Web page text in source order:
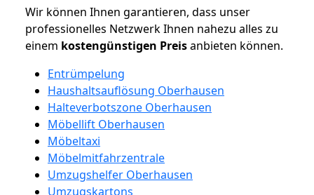
Wir können Ihnen garantieren, dass unser
professionelles Netzwerk Ihnen nahezu alles zu
einem kostengünstigen Preisanbieten können.
Entrümpelung
Haushaltsauflösung Oberhausen
Halteverbotszone Oberhausen
Möbellift Oberhausen
Möbeltaxi
Möbelmitfahrzentrale
Umzugshelfer Oberhausen
Umzugskartons